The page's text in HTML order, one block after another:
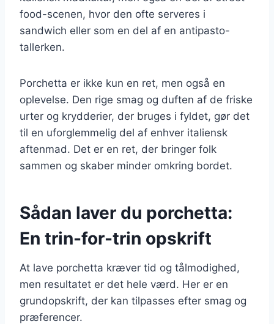
food-scenen, hvor den ofte serveres i
sandwich eller som en del af en antipasto-
tallerken.
Porchetta er ikke kun en ret, men også en
oplevelse. Den rige smag og duften af de friske
urter og krydderier, der bruges i fyldet, gør det
til en uforglemmelig del af enhver italiensk
aftenmad. Det er en ret, der bringer folk
sammen og skaber minder omkring bordet.
Sådan laver du porchetta:
En trin-for-trin opskrift
At lave porchetta kræver tid og tålmodighed,
men resultatet er det hele værd. Her er en
grundopskrift, der kan tilpasses efter smag og
præferencer.